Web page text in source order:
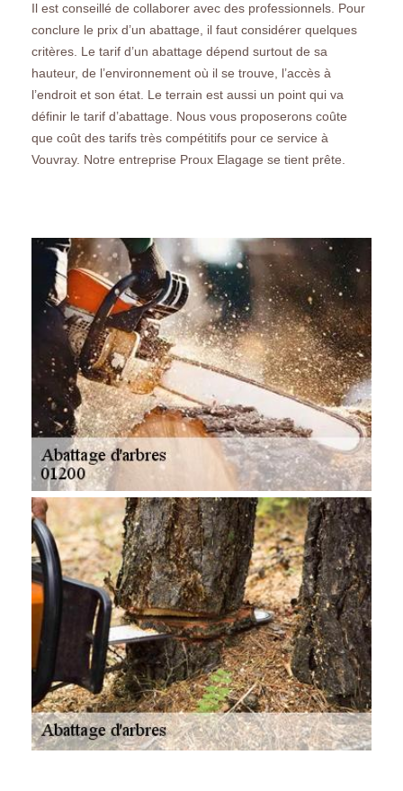
Il est conseillé de collaborer avec des professionnels. Pour
conclure le prix d’un abattage, il faut considérer quelques
critères. Le tarif d’un abattage dépend surtout de sa
hauteur, de l’environnement où il se trouve, l’accès à
l’endroit et son état. Le terrain est aussi un point qui va
définir le tarif d’abattage. Nous vous proposerons coûte
que coût des tarifs très compétitifs pour ce service à
Vouvray. Notre entreprise Proux Elagage se tient prête.